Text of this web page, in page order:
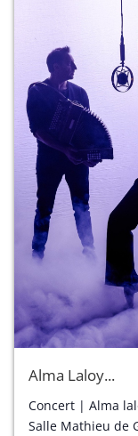
Alma Laloy...
Concert | Alma
Salle Mathieu de